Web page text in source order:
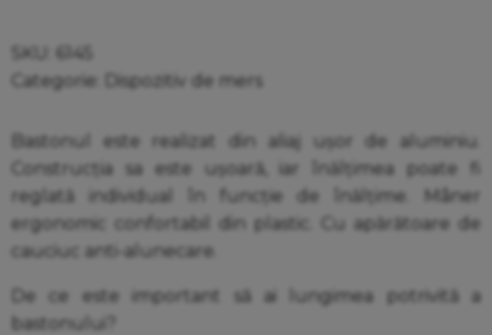
SKU:
6145
Categorie:
Dispozitiv de mers
Bastonul este realizat din aliaj ușor de aluminiu.
Construcția sa este ușoară, iar înălțimea poate fi
reglată individual în funcție de înălțime. Mâner
ergonomic confortabil din plastic. Cu apărătoare de
cauciuc anti-alunecare.
De ce este important să ai lungimea potrivită a
bastonului?